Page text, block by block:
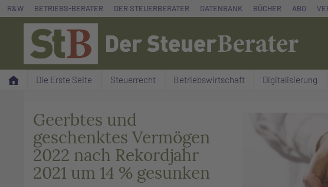
Zum
Inhalt
springen
R&W BETRIEBS-BERATER DER STEUERBERATER DATENBANK BÜCHER ABO
Die Erste Seite Steuerrecht Betriebswirtschaft Digitalisierung
Geerbtes und
geschenktes Vermögen
2022 nach Rekordjahr
2021 um 14 % gesunken